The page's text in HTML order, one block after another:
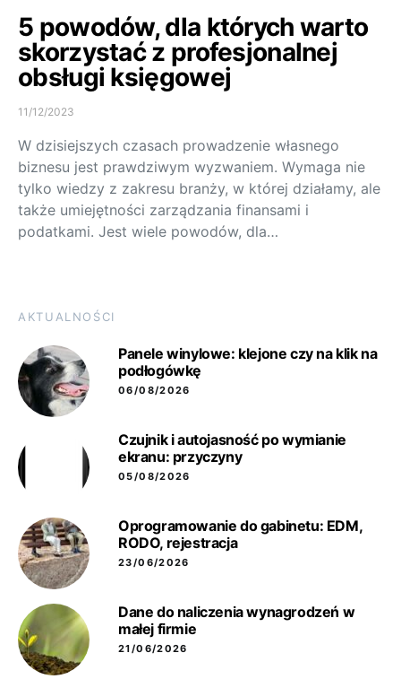
5 powodów, dla których warto
skorzystać z profesjonalnej
obsługi księgowej
11/12/2023
W dzisiejszych czasach prowadzenie własnego
biznesu jest prawdziwym wyzwaniem. Wymaga nie
tylko wiedzy z zakresu branży, w której działamy, ale
także umiejętności zarządzania finansami i
podatkami. Jest wiele powodów, dla…
AKTUALNOŚCI
Panele winylowe: klejone czy na klik na
podłogówkę
06/08/2026
Czujnik i autojasność po wymianie
ekranu: przyczyny
05/08/2026
Oprogramowanie do gabinetu: EDM,
RODO, rejestracja
23/06/2026
Dane do naliczenia wynagrodzeń w
małej firmie
21/06/2026